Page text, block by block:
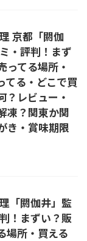
京都「閼伽
・評判！まず
ってる場所・
てる・どこで買
？レビュー・
凍？関東か関
き・賞味期限
「閼伽井」監
！まずい？販
場所・買える